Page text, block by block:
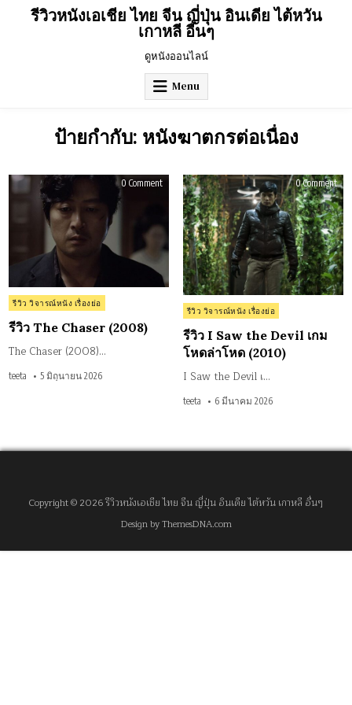
รีวิวหนังเอเชีย ไทย จีน ญี่ปุ่น อินเดีย ไต้หวัน
เกาหลี อื่นๆ
ดูหนังออนไลน์
Menu
ป้ายกำกับ: หนังฆาตกรต่อเนื่อง
0 Commenton
Chaser
(2008)
Posted
in
รีวิว วิจารณ์หนัง เรื่องย่อ
รีวิว The Chaser (2008)
The Chaser (2008)…
teeta 5 มิถุนายน 2026
0 Commenton
รีวิว
I
Saw
the
เกม
โห
ล่า
โห
Posted
in
รีวิว วิจารณ์หนัง เรื่องย่อ
รีวิว I Saw the Devil เกม
โหดล่าโหด (2010)
I Saw the Devil เ…
teeta 6 มีนาคม 2026
Copyright © 2026 รีวิวหนังเอเชีย ไทย จีน ญี่ปุ่น อินเดีย ไต้หวัน เกาหลี อื่นๆ
Design by ThemesDNA.com